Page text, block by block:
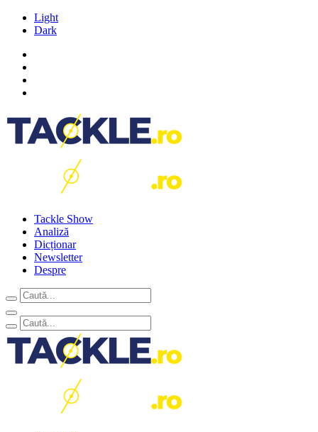
Light
Dark
Tackle Show
Analiză
Dicționar
Newsletter
Despre